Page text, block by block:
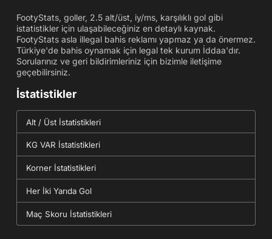
FootyStats, goller, 2.5 alt/üst, iy/ms, karşılıklı gol gibi
istatistikler için ulaşabileceğiniz en detaylı kaynak.
FootyStats asla illegal bahis reklamı yapmaz ya da önermez.
Türkiye'de bahis oynamak için legal tek kurum İddaa'dır.
Sorularınız ve geri bildirimleriniz için bizimle iletişime
geçebilirsiniz.
İstatistikler
Alt / Üst İstatistikleri
KG VAR İstatistikleri
Korner İstatistikleri
Her İki Yarıda Gol
Maç Skoru İstatistikleri